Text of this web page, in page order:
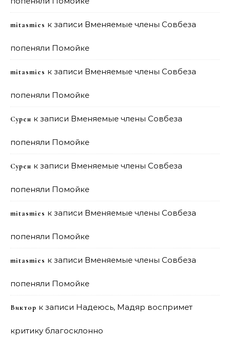
mitasmies к записи Вменяемые члены Совбеза
попеняли Помойке
mitasmies к записи Вменяемые члены Совбеза
попеняли Помойке
Сурен к записи Вменяемые члены Совбеза
попеняли Помойке
Сурен к записи Вменяемые члены Совбеза
попеняли Помойке
mitasmies к записи Вменяемые члены Совбеза
попеняли Помойке
mitasmies к записи Вменяемые члены Совбеза
попеняли Помойке
Виктор к записи Надеюсь, Мадяр воспримет
критику благосклонно